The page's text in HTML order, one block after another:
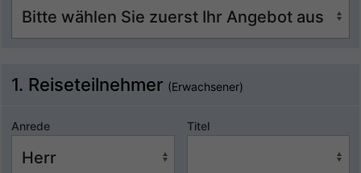
1. Reiseteilnehmer (Erwachsener)
Anrede Titel